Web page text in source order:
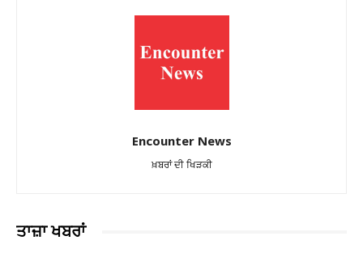
Encounter News
ਖ਼ਬਰਾਂ ਦੀ ਖਿੜਕੀ
ਤਾਜ਼ਾ ਖਬਰਾਂ